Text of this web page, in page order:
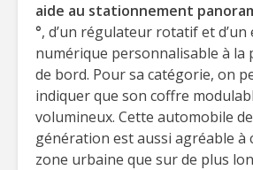
aide au stationnement
°, d’un régulateur rotatif et d’un
numérique personnalisable à la
de bord. Pour sa catégorie, on
indiquer que son coffre
volumineux. Cette automobile
génération est aussi agréable à
zone urbaine que sur de plus